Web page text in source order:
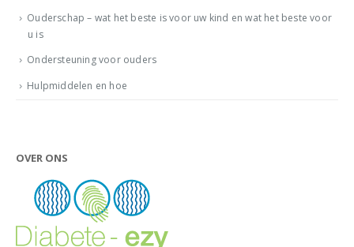
Ouderschap – wat het beste is voor uw kind en wat het beste voor
u is
Ondersteuning voor ouders
Hulpmiddelen en hoe
OVER ONS